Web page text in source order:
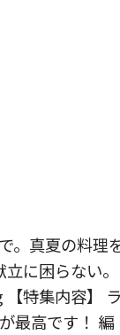
。真夏の料理
に困らない。
【特集内容】
最高です！ 編